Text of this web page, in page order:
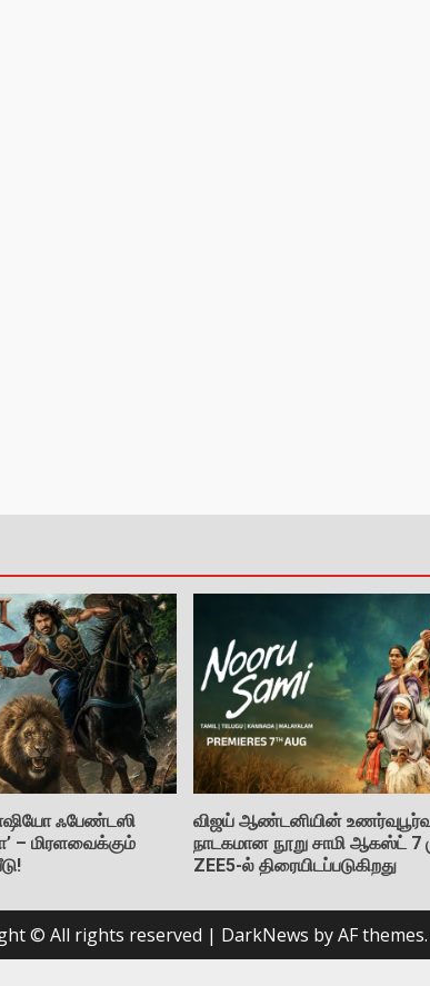
ஃபேண்டஸி
– மிரளவைக்கும்
விஜய் ஆண்டனியின் உணர்வுபூர்வ
நாடகமான நூறு சாமி ஆகஸ்ட் 7
ZEE5-ல் திரையிடப்படுகிறது
© All rights reserved | DarkNews by AF themes.